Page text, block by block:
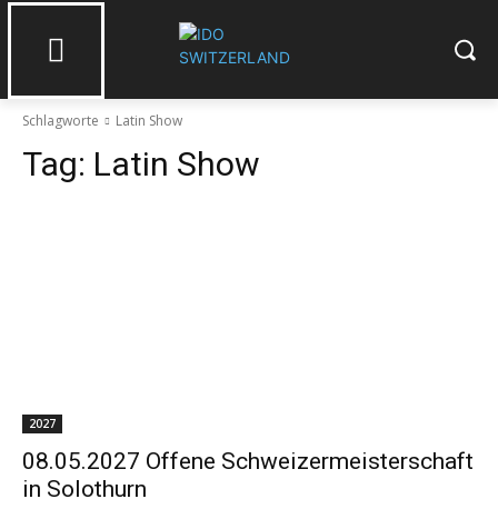
Schlagworte Latin Show
Tag: Latin Show
2027
08.05.2027 Offene Schweizermeisterschaft
in Solothurn